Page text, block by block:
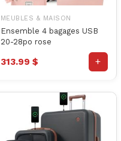
MEUBLES & MAISON
Ensemble 4 bagages USB
20-28po rose
313.99 $ +